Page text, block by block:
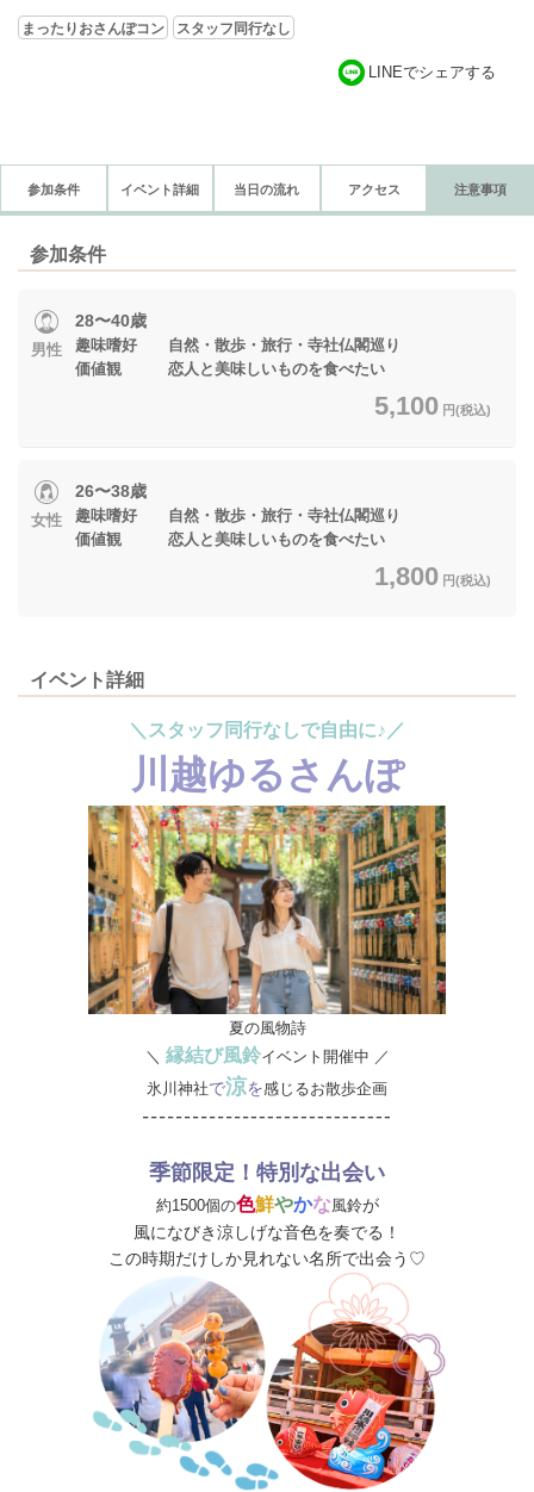
まったりおさんぽコン スタッフ同行なし
LINEでシェアする
参加条件 イベント詳細 当日の流れ アクセス 注意事項
参加条件
男性
28〜40歳
趣味嗜好 自然・散歩・旅行・寺社仏閣巡り
価値観 恋人と美味しいものを食べたい
5,100 円(税込)
女性
26〜38歳
趣味嗜好 自然・散歩・旅行・寺社仏閣巡り
価値観 恋人と美味しいものを食べたい
1,800 円(税込)
イベント詳細
＼スタッフ同行なしで自由に♪／
川越ゆるさんぽ
夏の風物詩
＼ 縁結び風鈴イベント開催中 ／
氷川神社で涼を感じるお散歩企画
季節限定！特別な出会い
約1500個の色鮮やかな風鈴が
風になびき涼しげな音色を奏でる！
この時期だけしか見れない名所で出会う♡